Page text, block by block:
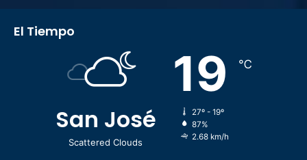
El Tiempo
San José
Scattered Clouds
19 ℃
27º - 19º
87%
2.68 km/h